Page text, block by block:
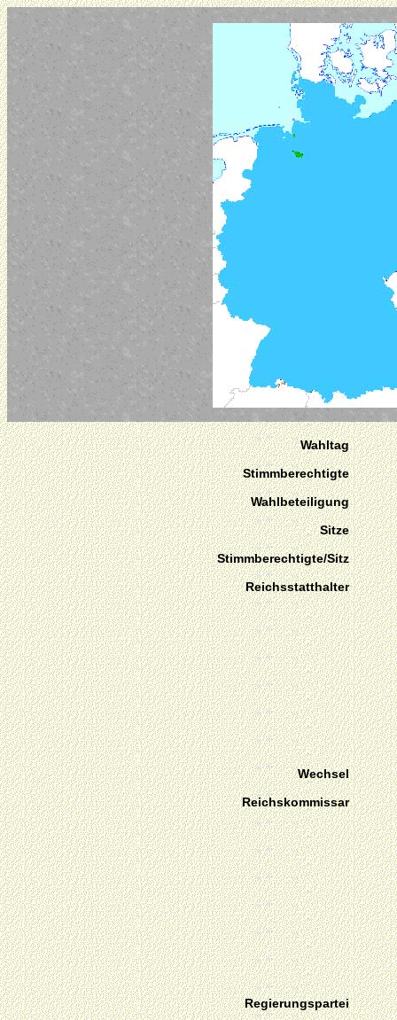
Wahltag
Stimmberechtigte
Wahlbeteiligung
Sitze
Stimmberechtigte/Sitz
Reichsstatthalter
Wechsel
Reichskommissar
Regierungspartei